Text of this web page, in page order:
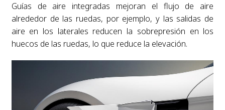
Guías de aire integradas mejoran el flujo de aire
alrededor de las ruedas, por ejemplo, y las salidas de
aire en los laterales reducen la sobrepresión en los
huecos de las ruedas, lo que reduce la elevación.